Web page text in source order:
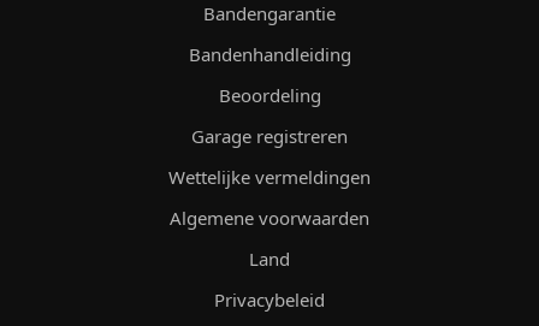
Bandengarantie
Bandenhandleiding
Beoordeling
Garage registreren
Wettelijke vermeldingen
Algemene voorwaarden
Land
Privacybeleid